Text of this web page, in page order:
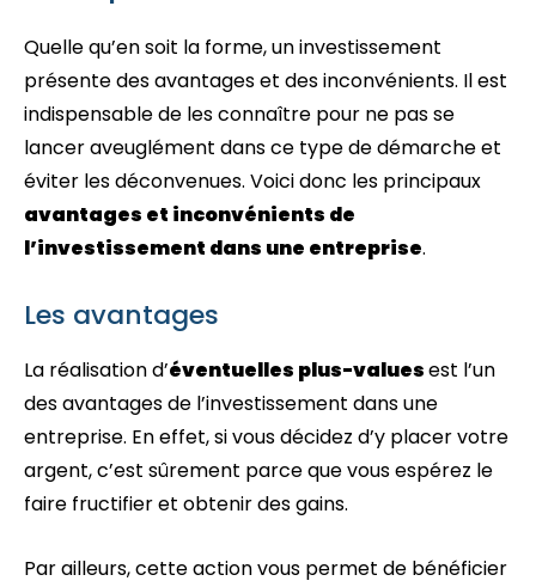
Quelle qu’en soit la forme, un investissement
présente des avantages et des inconvénients. Il est
indispensable de les connaître pour ne pas se
lancer aveuglément dans ce type de démarche et
éviter les déconvenues. Voici donc les principaux
avantages et inconvénients de
l’investissement dans une entreprise.
Les avantages
La réalisation d’éventuelles plus-valuesest l’un
des avantages de l’investissement dans une
entreprise. En effet, si vous décidez d’y placer votre
argent, c’est sûrement parce que vous espérez le
faire fructifier et obtenir des gains.
Par ailleurs, cette action vous permet de bénéficier